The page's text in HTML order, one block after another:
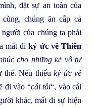
đặt sự an toàn của
chúng ăn cắp cả
của chúng ta phải
mất điký ức về Thiên
cho những kẻ vô tư
thế. Nếu thiếuký ức về
đi vào “cái tôi“, vào cái
khác, mất đi sự hiện